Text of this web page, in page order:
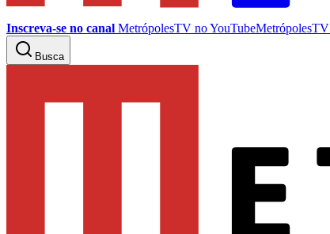
Inscreva-se no canal MetrópolesTV noYouTubeMetrópolesTV
Busca